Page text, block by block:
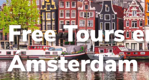
Free Tours
Ámsterdam